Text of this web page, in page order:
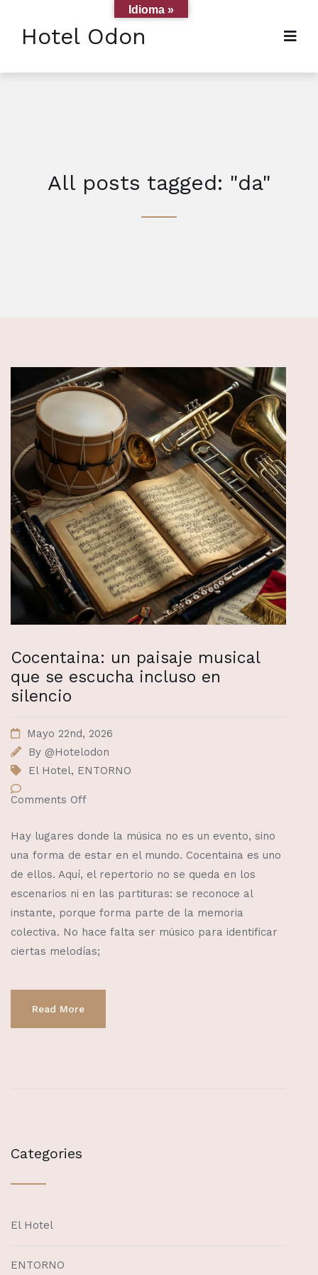
Hotel Odon
All posts tagged: "da"
Cocentaina: un paisaje musical
que se escucha incluso en
silencio
Mayo 22nd, 2026
By @Hotelodon
El Hotel, ENTORNO
Comments Off
Hay lugares donde la música no es un evento, sino
una forma de estar en el mundo. Cocentaina es uno
de ellos. Aquí, el repertorio no se queda en los
escenarios ni en las partituras: se reconoce al
instante, porque forma parte de la memoria
colectiva. No hace falta ser músico para identificar
ciertas melodías;
Read More
Categories
El Hotel
ENTORNO
Idioma »